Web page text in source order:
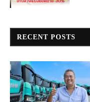
RECENT POSTS